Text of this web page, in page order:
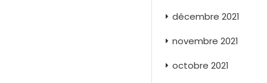
décembre 2021
novembre 2021
octobre 2021